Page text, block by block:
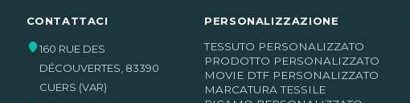
CONTATTACI
160 RUE DES
DÉCOUVERTES, 83390
CUERS (VAR)
PERSONALIZZAZIONE
TESSUTO PERSONALIZZATO
PRODOTTO PERSONALIZZATO
MOVIE DTF PERSONALIZZATO
MARCATURA TESSILE